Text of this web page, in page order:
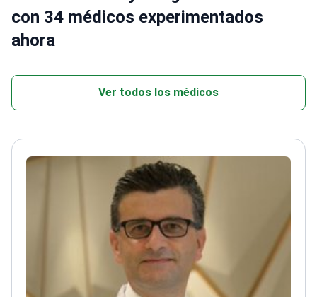
con 34 médicos experimentados
ahora
Ver todos los médicos